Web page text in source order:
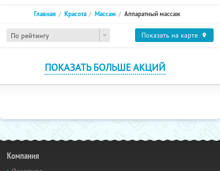
По рейтингу
Главная Красота Массаж Аппаратный массаж
Показать на карте
ПОКАЗАТЬ БОЛЬШЕ АКЦИЙ
Компания